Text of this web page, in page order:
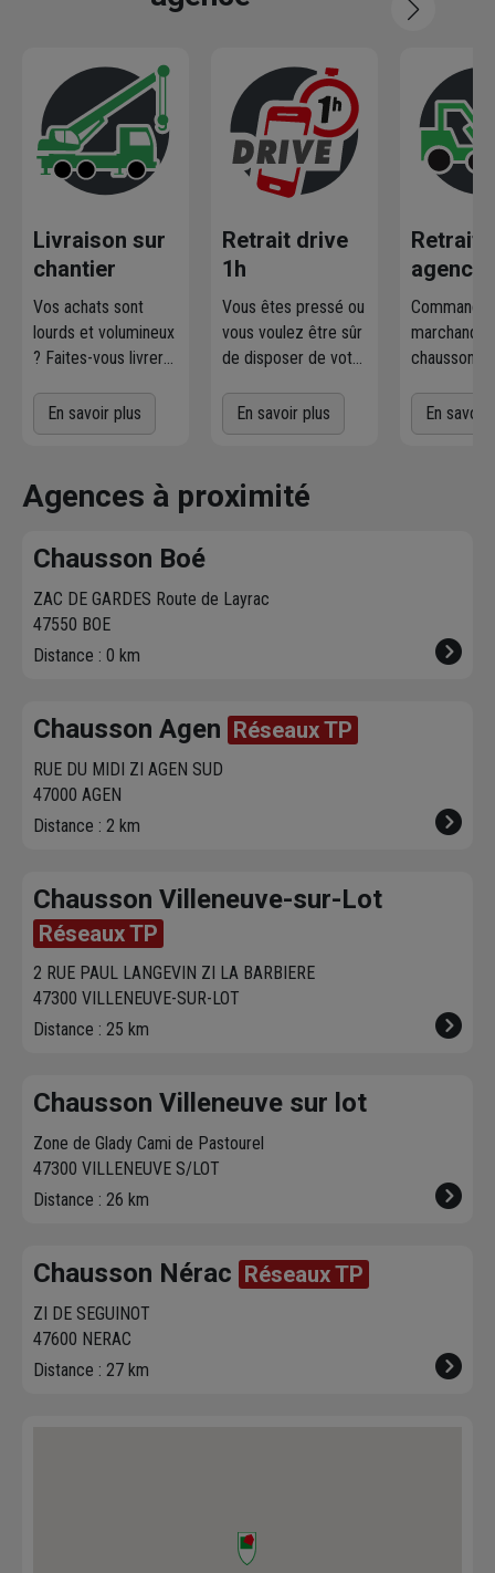
Livraison sur
chantier
Vos achats sont
lourds et volumineux
? Faites-vous livrer
voulez! L'agence
Chausson qui
vous contacte pour
fixer le meilleur
livraison. Bonus :
Nous livrons jusqu'au
7ème étage.
En savoir plus
Retrait drive
1h
Vous êtes pressé ou
vous voulez être sûr
de disposer de votre
Commandez
directement les
dans votre agence
sur chausson.fr.
En savoir plus
Retrait
agence
l'agence
En savoir
Agences à proximité
Chausson Boé
ZAC DE GARDES Route de Layrac
47550 BOE
Distance : 0 km
Chausson Agen Réseaux TP
RUE DU MIDI ZI AGEN SUD
47000 AGEN
Distance : 2 km
Chausson Villeneuve-sur-Lot
Réseaux TP
2 RUE PAUL LANGEVIN ZI LA BARBIERE
47300 VILLENEUVE-SUR-LOT
Distance : 25 km
Chausson Villeneuve sur lot
Zone de Glady Cami de Pastourel
47300 VILLENEUVE S/LOT
Distance : 26 km
Chausson Nérac Réseaux TP
ZI DE SEGUINOT
47600 NERAC
Distance : 27 km